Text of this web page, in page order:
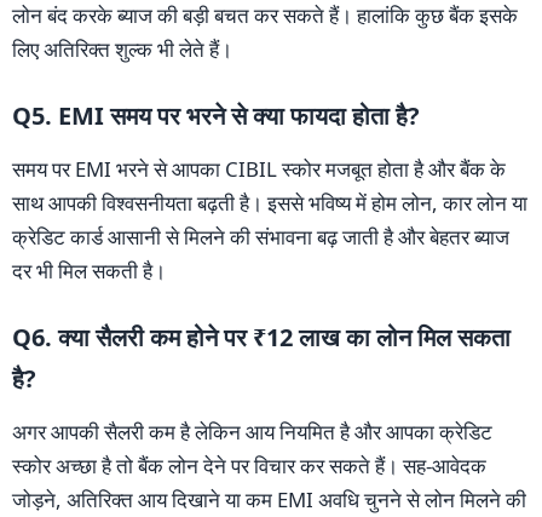
लोन बंद करके ब्याज की बड़ी बचत कर सकते हैं। हालांकि कुछ बैंक इसके
लिए अतिरिक्त शुल्क भी लेते हैं।
Q5. EMI समय पर भरने से क्या फायदा होता है?
समय पर EMI भरने से आपका CIBIL स्कोर मजबूत होता है और बैंक के
साथ आपकी विश्वसनीयता बढ़ती है। इससे भविष्य में होम लोन, कार लोन या
क्रेडिट कार्ड आसानी से मिलने की संभावना बढ़ जाती है और बेहतर ब्याज
दर भी मिल सकती है।
Q6. क्या सैलरी कम होने पर ₹12 लाख का लोन मिल सकता
है?
अगर आपकी सैलरी कम है लेकिन आय नियमित है और आपका क्रेडिट
स्कोर अच्छा है तो बैंक लोन देने पर विचार कर सकते हैं। सह-आवेदक
जोड़ने, अतिरिक्त आय दिखाने या कम EMI अवधि चुनने से लोन मिलने की